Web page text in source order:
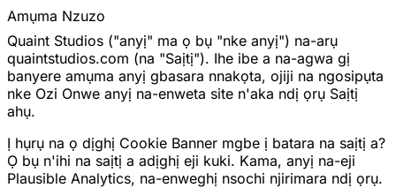
Amụma Nzuzo
Quaint Studios ("anyị" ma ọ bụ "nke anyị") na-arụ
quaintstudios.com (na "Saịtị"). Ihe ibe a na-agwa gị
banyere amụma anyị gbasara nnakọta, ojiji na ngosipụta
nke Ozi Onwe anyị na-enweta site n'aka ndị ọrụ Saịtị
ahụ.
Ị hụrụ na ọ dịghị Cookie Banner mgbe ị batara na saịtị a?
Ọ bụ n'ihi na saịtị a adịghị eji kuki. Kama, anyị na-eji
Plausible Analytics, na-enweghị nsochi njirimara ndị ọrụ.